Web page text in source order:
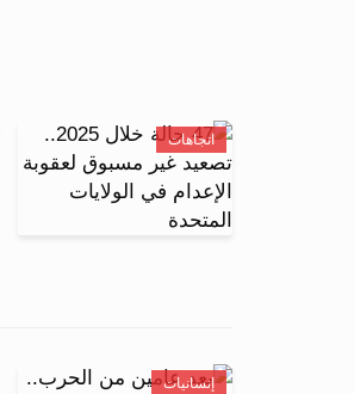
اتجاهات
إنسانيات